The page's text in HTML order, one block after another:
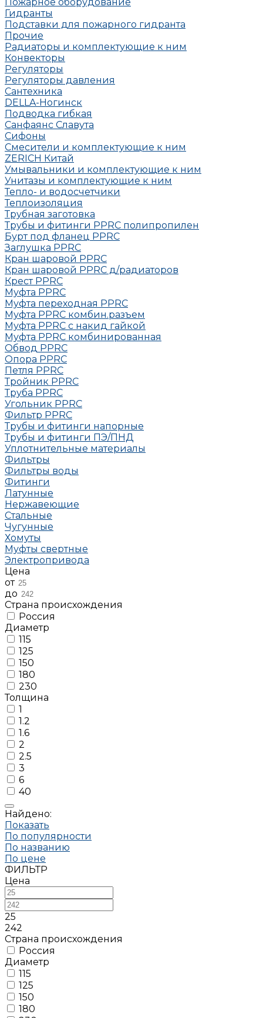
Гидранты
Подставки для пожарного гидранта
Прочие
Радиаторы и комплектующие к ним
Конвекторы
Регуляторы
Регуляторы давления
Сантехника
DELLA-Ногинск
Подводка гибкая
Санфаянс Славута
Сифоны
Смесители и комплектующие к ним
ZERICH Китай
Умывальники и комплектующие к ним
Унитазы и комплектующие к ним
Тепло- и водосчетчики
Теплоизоляция
Трубная заготовка
Трубы и фитинги PPRC полипропилен
Бурт под фланец РРRC
Заглушка РРRC
Кран шаровой PPRC
Кран шаровой PPRC д/радиаторов
Крест PPRC
Муфта PPRC
Муфта переходная PPRC
Муфта РРRC комбин.разъем
Муфта PPRC с накид гайкой
Муфта РРRC комбинированная
Обвод РРRC
Опора РРRC
Петля РРRC
Тройник РРRC
Труба РРRC
Угольник РРRC
Фильтр PPRC
Трубы и фитинги напорные
Трубы и фитинги ПЭ/ПНД
Уплотнительные материалы
Фильтры
Фильтры воды
Фитинги
Латунные
Нержавеющие
Стальные
Чугунные
Хомуты
Муфты свертные
Электропривода
Цена
от
до
Страна происхождения
Россия
Диаметр
115
125
150
180
230
Толщина
1
1.2
1.6
2
2.5
3
6
40
Найдено:
Показать
По популярности
По названию
По цене
ФИЛЬТР
Цена
25
242
Страна происхождения
Россия
Диаметр
115
125
150
180